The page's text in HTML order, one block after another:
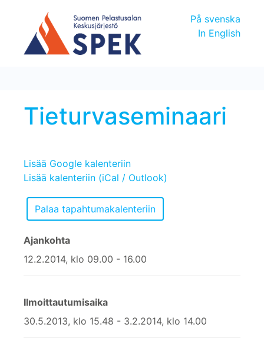
På svenska
In English
Tieturvaseminaari
Lisää Google kalenteriin
Lisää kalenteriin (iCal / Outlook)
Ajankohta
12.2.2014, klo 09.00 - 16.00
Ilmoittautumisaika
30.5.2013, klo 15.48 - 3.2.2014, klo 14.00